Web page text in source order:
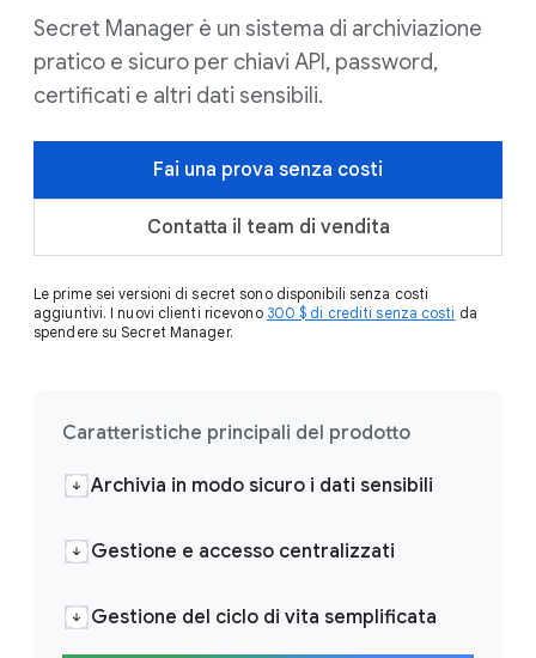
Secret Manager è un sistema di archiviazione
pratico e sicuro per chiavi API, password,
certificati e altri dati sensibili.
Fai una prova senza costi
Contatta il team di vendita
Le prime sei versioni di secret sono disponibili senza costi
aggiuntivi. I nuovi clienti ricevono 300 $ di crediti senza costi da
spendere su Secret Manager.
Caratteristiche principali del prodotto
Archivia in modo sicuro i dati sensibili
Gestione e accesso centralizzati
Gestione del ciclo di vita semplificata